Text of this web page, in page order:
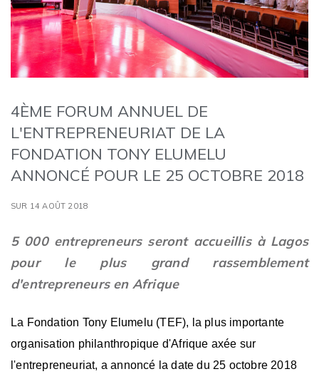
4ÈME FORUM ANNUEL DE
L'ENTREPRENEURIAT DE LA
FONDATION TONY ELUMELU
ANNONCÉ POUR LE 25 OCTOBRE 2018
SUR 14 AOÛT 2018
5 000 entrepreneurs seront accueillis à Lagos
pour le plus grand rassemblement
d'entrepreneurs en Afrique
La Fondation Tony Elumelu (TEF), la plus importante
organisation philanthropique d'Afrique axée sur
l'entrepreneuriat, a annoncé la date du 25 octobre 2018